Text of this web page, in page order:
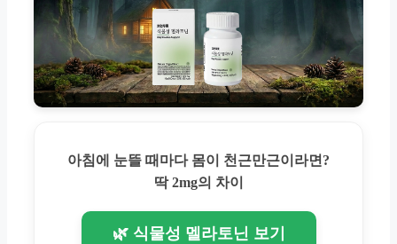
아침에 눈뜰 때마다 몸이 천근만근이라면?
딱 2mg의 차이
🌿 식물성 멜라토닌 보기